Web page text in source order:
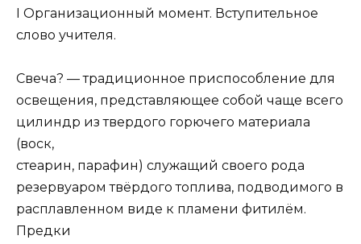
I Организационный момент. Вступительное
слово учителя.
Свеча? — традиционное приспособление для
освещения, представляющее собой чаще всего
цилиндр из твердого горючего материала
(воск,
стеарин, парафин) служащий своего рода
резервуаром твёрдого топлива, подводимого в
расплавленном виде к пламени фитилём.
Предки